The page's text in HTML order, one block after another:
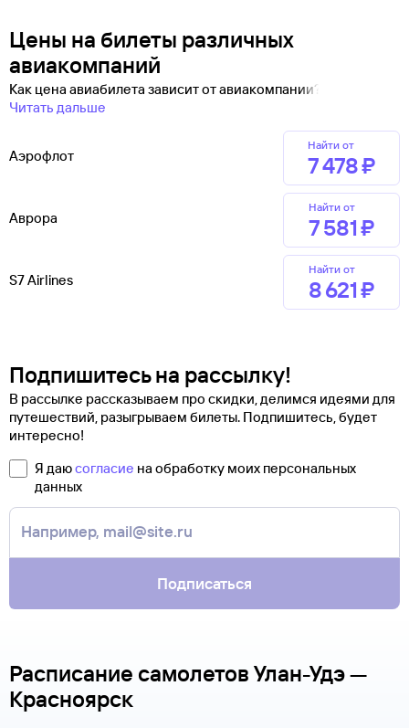
Цены на билеты различных
авиакомпаний
Как цена авиабилета зависит от авиакомпании?
Читать дальше
Аэрофлот
Найти от
7 ⁠478 ⁠₽
Аврора
Найти от
7 ⁠581 ⁠₽
S7 Airlines
Найти от
8 ⁠621 ⁠₽
Подпишитесь на рассылку!
В рассылке рассказываем про скидки, делимся идеями для
путешествий, разыгрываем билеты. Подпишитесь, будет
интересно!
Я даюсогласие на обработку моих персональных
данных
Подписаться
Расписание самолетов Улан-Удэ —
Красноярск